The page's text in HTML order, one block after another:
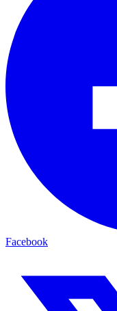
Facebook